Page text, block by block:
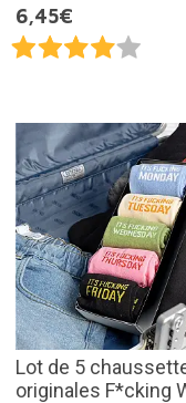
6,45€
Lot de 5
originales F*cking